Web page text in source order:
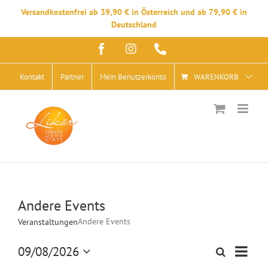
Versandkostenfrei ab 39,90 € in Österreich und ab 79,90 € in
Deutschland
springen
FacebookInstagram
Kontakt Partner Mein Benutzerkonto WARENKORB
Andere Events
VeranstaltungenAndere Events
SucheMonat
09/08/2026